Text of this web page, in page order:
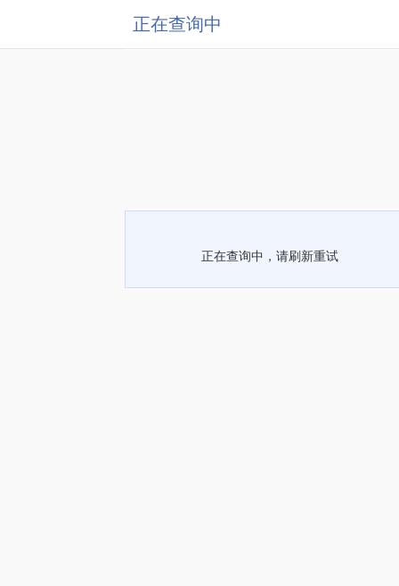
正在查询中
正在查询中，请刷新重试